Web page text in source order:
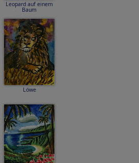
Leopard auf einem
Baum
Löwe